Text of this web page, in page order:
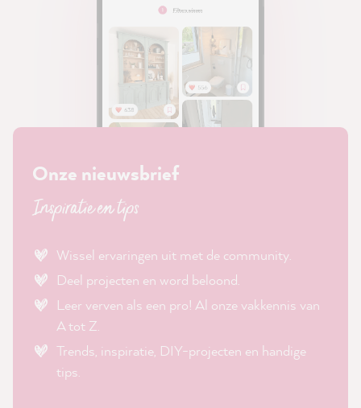
Onze nieuwsbrief
Inspiratie en tips
Wissel ervaringen uit met de community.
Deel projecten en word beloond.
Leer verven als een pro! Al onze vakkennis van
A tot Z.
Trends, inspiratie, DIY-projecten en handige
tips.